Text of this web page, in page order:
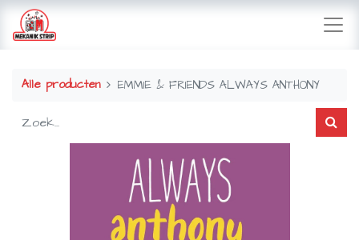
Alle producten EMMIE & FRIENDS ALWAYS ANTHONY